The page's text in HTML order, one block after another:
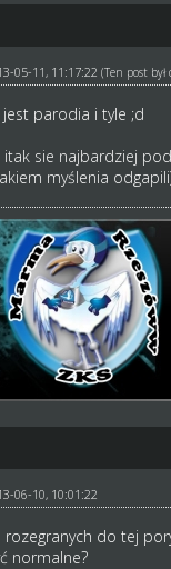
05-11, 11:17:22 (Ten post
parodia i tyle ;d
itak sie najbardziej
myślenia
06-10, 10:01:22
rozegranych do tej
normalne?